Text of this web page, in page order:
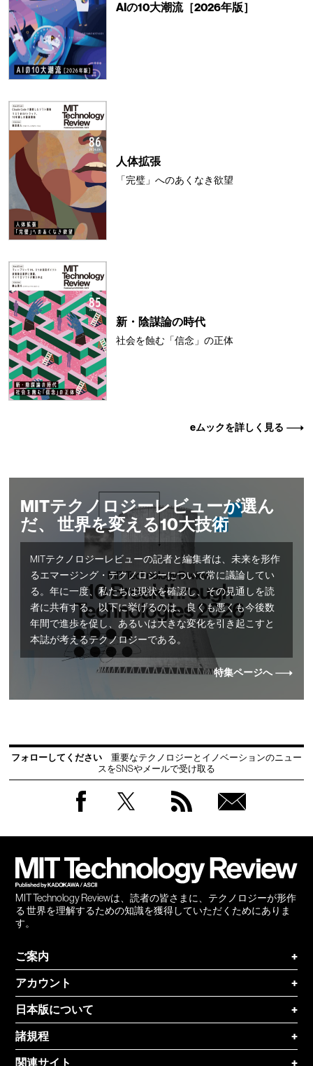
AIの10大潮流［2026年版］
人体拡張
「完璧」へのあくなき欲望
新・陰謀論の時代
社会を蝕む「信念」の正体
eムックを詳しく見る
MITテクノロジーレビューが選ん
だ、 世界を変える10大技術
MITテクノロジーレビューの記者と編集者は、未来を形作
るエマージング・テクノロジーについて常に議論してい
る。年に一度、私たちは現状を確認し、その見通しを読
者に共有する。以下に挙げるのは、良くも悪くも今後数
年間で進歩を促し、あるいは大きな変化を引き起こすと
本誌が考えるテクノロジーである。
特集ページへ
フォローしてください
重要なテクノロジーとイノベーションのニュー
スをSNSやメールで受け取る
MIT Technology Reviewは、読者の皆さまに、テクノロジーが形作
る 世界を理解するための知識を獲得していただくためにありま
す。
ご案内
+
アカウント
+
日本版について
+
諸規程
+
関連サイト
+